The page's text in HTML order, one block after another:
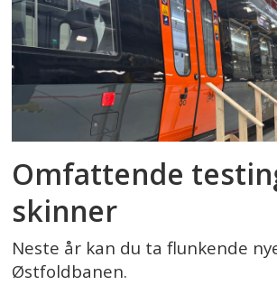
Omfattende
skinner
Neste år kan du ta flunkende
Østfoldbanen.